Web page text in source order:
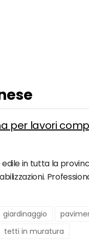
per lavori
in tutta la
giardinaggio
tetti in muratura